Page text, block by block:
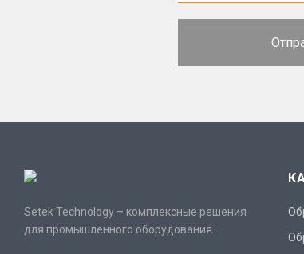
Setek Technology – комплексные решения
для промышленного оборудования.